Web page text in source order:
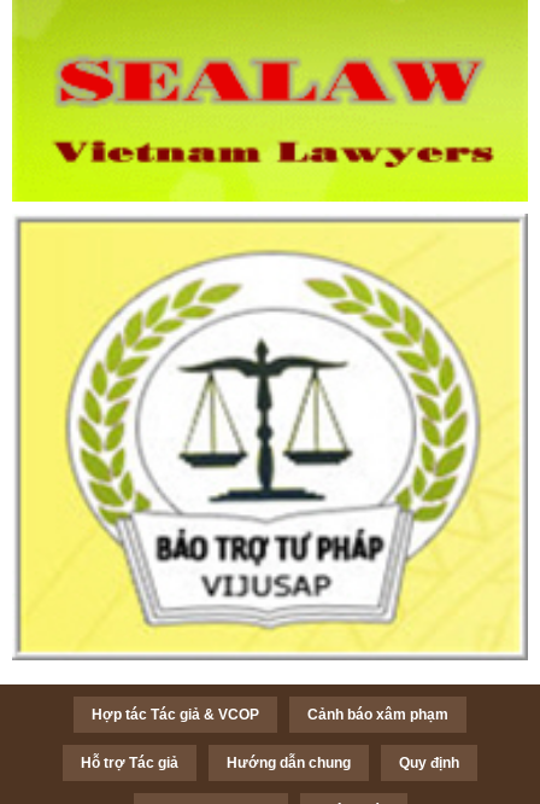
Hợp tác Tác giả & VCOP Cảnh báo xâm phạm
Hỗ trợ Tác giả Hướng dẫn chung Quy định